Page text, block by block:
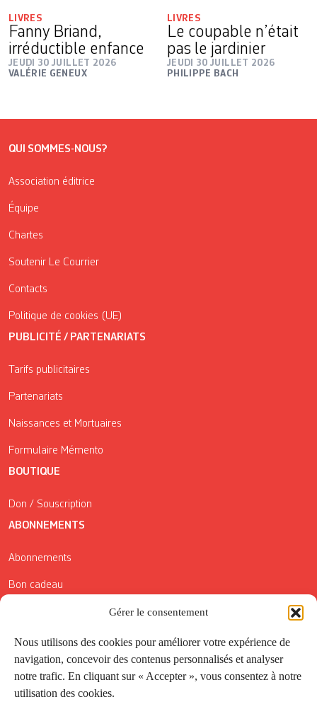
Gérer le consentement
Nous utilisons des cookies pour améliorer votre expérience de
navigation, concevoir des contenus personnalisés et analyser
notre trafic. En cliquant sur « Accepter », vous consentez à notre
utilisation des cookies.
LIVRES
Fanny Briand,
irréductible enfance
JEUDI 30 JUILLET 2026
VALÉRIE GENEUX
LIVRES
Le coupable n’était
pas le jardinier
JEUDI 30 JUILLET 2026
PHILIPPE BACH
QUI SOMMES-NOUS?
Association éditrice
Équipe
Chartes
Soutenir Le Courrier
Contacts
Politique de cookies (UE)
PUBLICITÉ / PARTENARIATS
Tarifs publicitaires
Partenariats
Naissances et Mortuaires
Formulaire Mémento
BOUTIQUE
Don / Souscription
ABONNEMENTS
Abonnements
Bon cadeau
Conditions générales de vente
Réductions de la Carte Côté Courrier
Application